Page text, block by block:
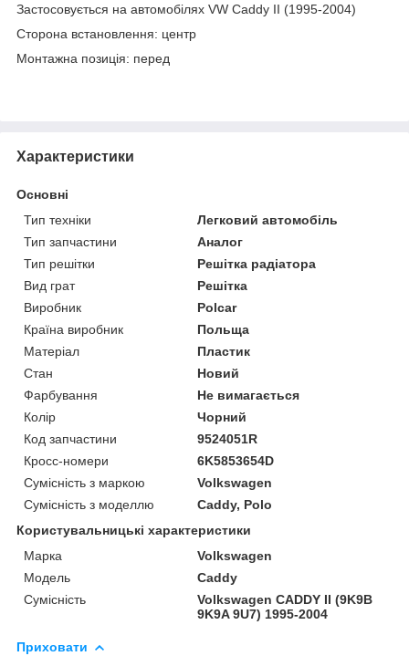
Застосовується на автомобілях VW Caddy II (1995-2004)
Сторона встановлення: центр
Монтажна позиція: перед
Характеристики
Основні
Тип техніки
Легковий автомобіль
Тип запчастини
Аналог
Тип решітки
Решітка радіатора
Вид грат
Решітка
Виробник
Polcar
Країна виробник
Польща
Матеріал
Пластик
Стан
Новий
Фарбування
Не вимагається
Колір
Чорний
Код запчастини
9524051R
Кросс-номери
6K5853654D
Сумісність з маркою
Volkswagen
Сумісність з моделлю
Caddy, Polo
Користувальницькі характеристики
Марка
Volkswagen
Модель
Caddy
Сумісність
Volkswagen CADDY II (9K9B
9K9A 9U7) 1995-2004
Приховати